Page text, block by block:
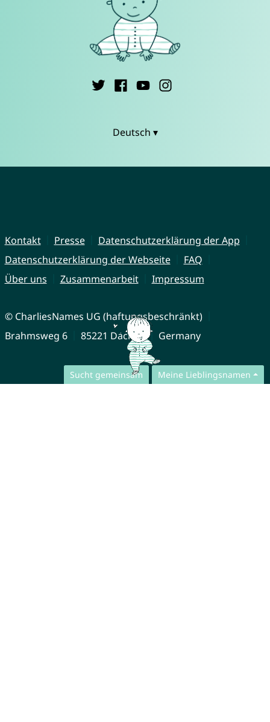
Sucht gemeinsam Meine Lieblingsnamen
Deutsch ▾
Kontakt Presse
Datenschutzerklärung der App
Datenschutzerklärung der Webseite
FAQ
Über uns
Zusammenarbeit Impressum
© CharliesNames UG (haftungsbeschränkt)
Brahmsweg 6
85221 Dachau Germany